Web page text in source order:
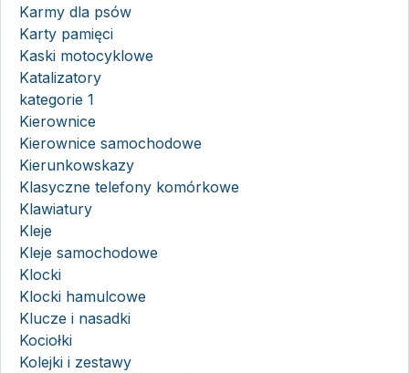
Karmy dla psów
Karty pamięci
Kaski motocyklowe
Katalizatory
kategorie 1
Kierownice
Kierownice samochodowe
Kierunkowskazy
Klasyczne telefony komórkowe
Klawiatury
Kleje
Kleje samochodowe
Klocki
Klocki hamulcowe
Klucze i nasadki
Kociołki
Kolejki i zestawy